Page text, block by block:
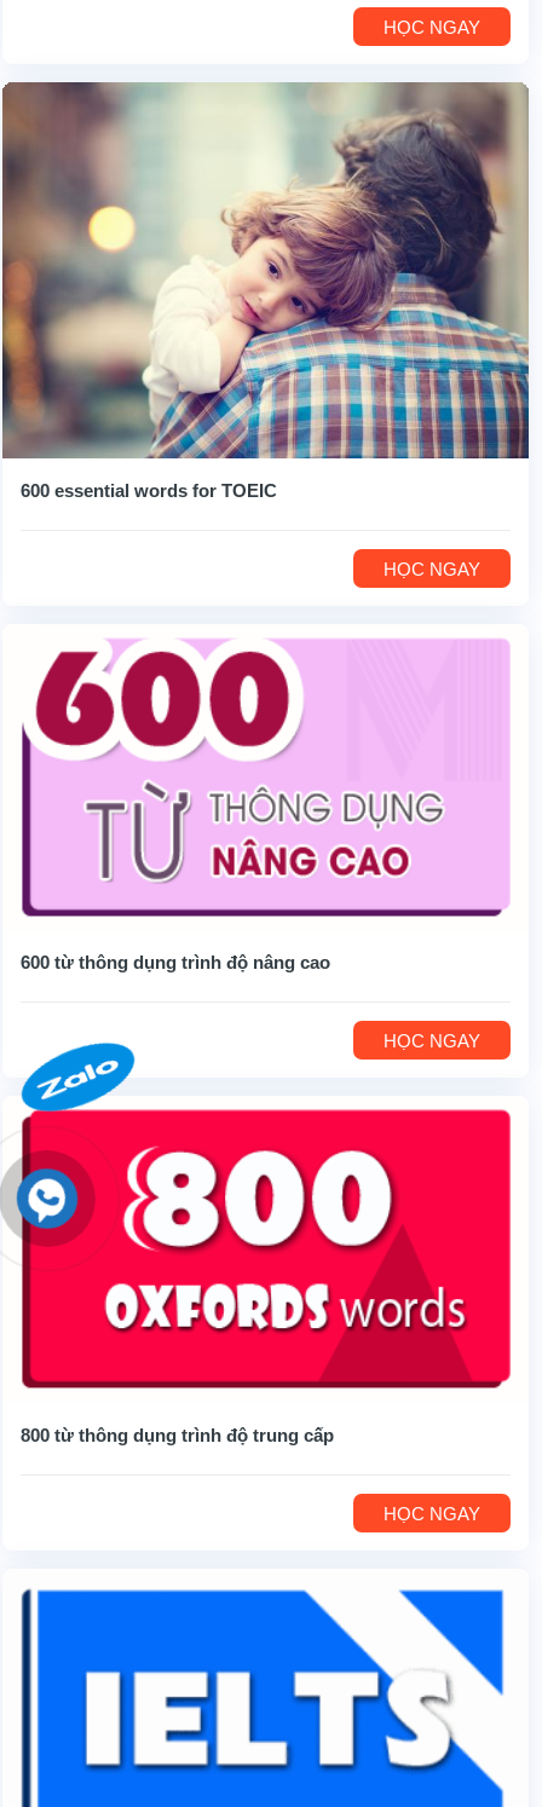
HỌC NGAY
600 essential words for TOEIC
HỌC NGAY
600 từ thông dụng trình độ nâng cao
HỌC NGAY
800 từ thông dụng trình độ trung cấp
HỌC NGAY